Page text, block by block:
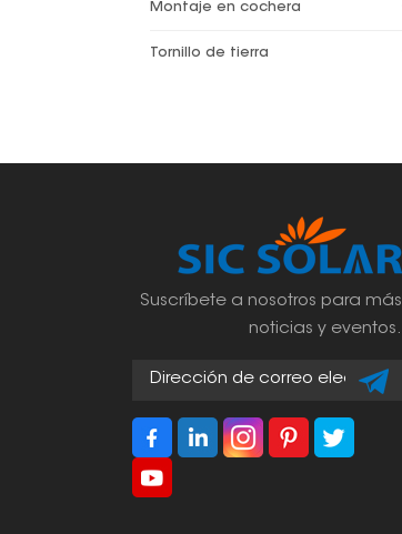
Montaje en cochera
Tornillo de tierra
Suscríbete a nosotros para más
noticias y eventos.